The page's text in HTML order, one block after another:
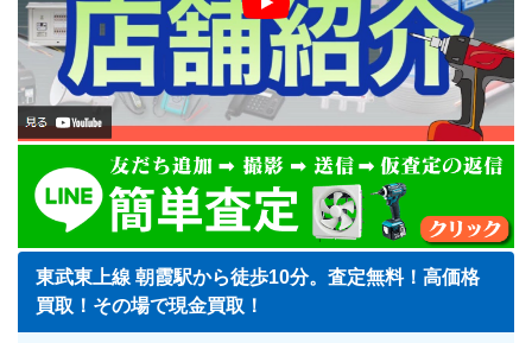
東武東上線 朝霞駅から徒歩10分。査定無料！高価格
買取！その場で現金買取！